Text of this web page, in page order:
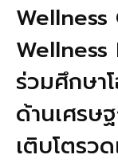
Wellness
ร่วมศึกษา
ด้านเศรษ
เติบโตรว